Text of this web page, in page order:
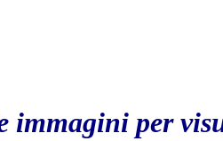
immagini per